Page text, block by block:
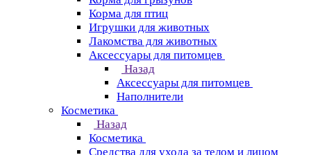
Корма для птиц
Игрушки для животных
Лакомства для животных
Аксессуары для питомцев
Назад
Аксессуары для питомцев
Наполнители
Косметика
Назад
Косметика
Средства для ухода за телом и лицом